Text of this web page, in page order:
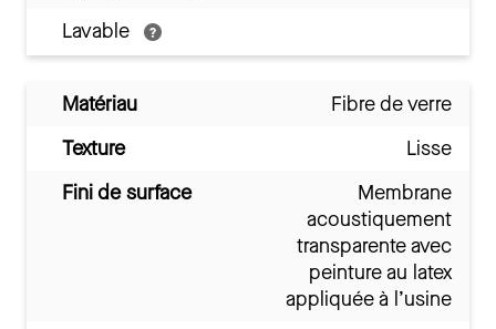
Lavable
Matériau
Fibre de verre
Texture
Lisse
Fini de surface
Membrane
acoustiquement
transparente avec
peinture au latex
appliquée à l’usine